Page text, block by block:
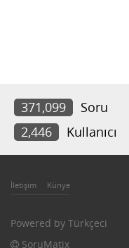
371,099 Soru
2,446
Kullanıcı
İletişim Künye
Powered by Türkçeci
SoruMatix